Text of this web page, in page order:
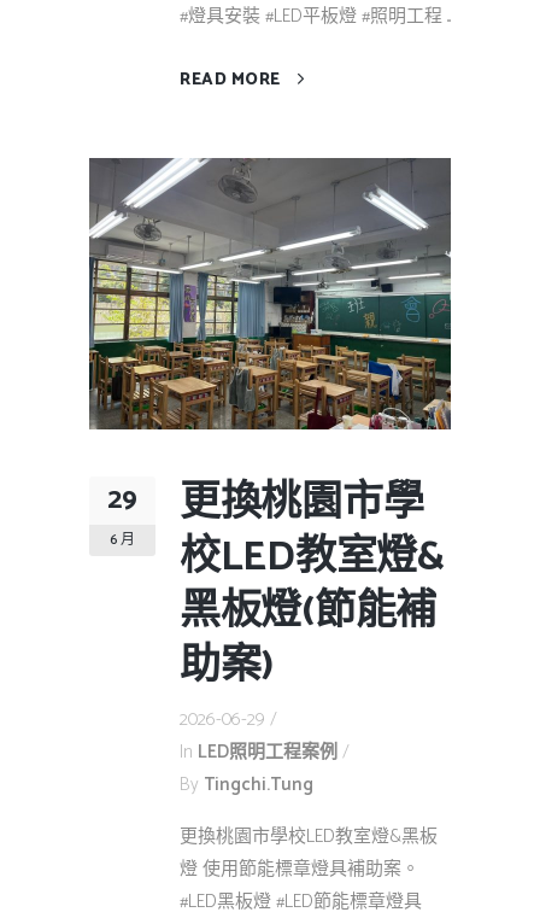
#燈具安裝 #LED平板燈 #照明工程 ...
READ MORE
29
6 月
更換桃園市學
校LED教室燈&
黑板燈(節能補
助案)
2026-06-29
In LED照明工程案例
By Tingchi.tung
更換桃園市學校LED教室燈&黑板
燈 使用節能標章燈具補助案。
#LED黑板燈 #LED節能標章燈具